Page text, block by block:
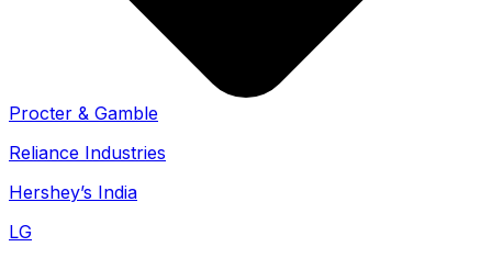
Procter & Gamble
Reliance Industries
Hershey’s India
LG